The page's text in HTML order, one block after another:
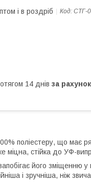
і в роздріб Код: СТГ-
14 днів за
поліестеру, що має
міцна, стійка до УФ-
його зміщенню у
і зручніша, ніж